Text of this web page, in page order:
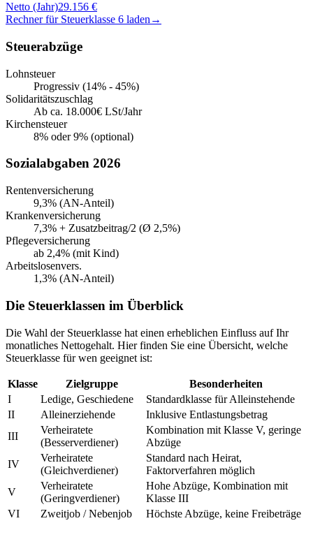
Netto (Jahr)29.156 €
Rechner für Steuerklasse 6 laden →
Steuerabzüge
Lohnsteuer
Progressiv (14% - 45%)
Solidaritätszuschlag
Ab ca. 18.000€ LSt/Jahr
Kirchensteuer
8% oder 9% (optional)
Sozialabgaben 2026
Rentenversicherung
9,3% (AN-Anteil)
Krankenversicherung
7,3% + Zusatzbeitrag/2 (Ø 2,5%)
Pflegeversicherung
ab 2,4% (mit Kind)
Arbeitslosenvers.
1,3% (AN-Anteil)
Die Steuerklassen im Überblick
Die Wahl der Steuerklasse hat einen erheblichen Einfluss auf Ihr
monatliches Nettogehalt. Hier finden Sie eine Übersicht, welche
Steuerklasse für wen geeignet ist:
Klasse Zielgruppe
Besonderheiten
I
Ledige, Geschiedene
Standardklasse für Alleinstehende
II
Alleinerziehende
Inklusive Entlastungsbetrag
III
Verheiratete
(Besserverdiener)
Kombination mit Klasse V, geringe
Abzüge
IV
Verheiratete
(Gleichverdiener)
Standard nach Heirat,
Faktorverfahren möglich
V
Verheiratete
(Geringverdiener)
Hohe Abzüge, Kombination mit
Klasse III
VI
Zweitjob / Nebenjob Höchste Abzüge, keine Freibeträge